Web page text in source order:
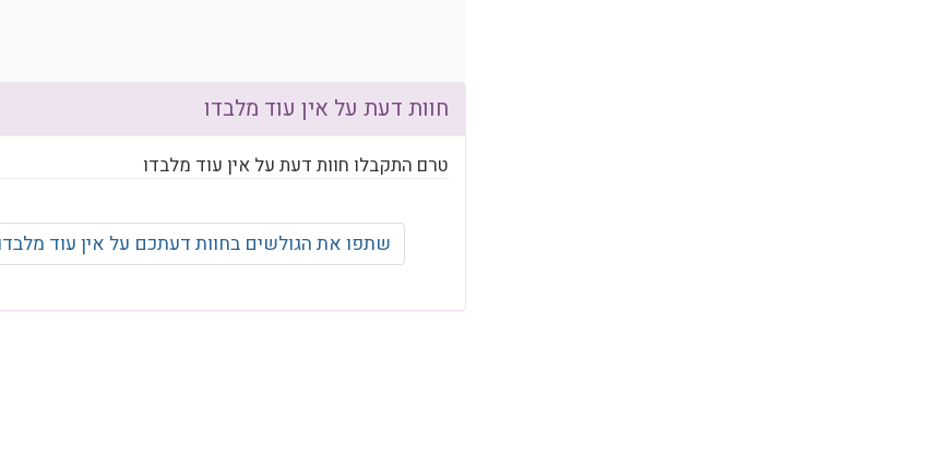
חוות דעת על אין עוד מלבדו
טרם התקבלו חוות דעת על אין עוד מלבדו
שתפו את הגולשים בחוות דעתכם על אין עוד